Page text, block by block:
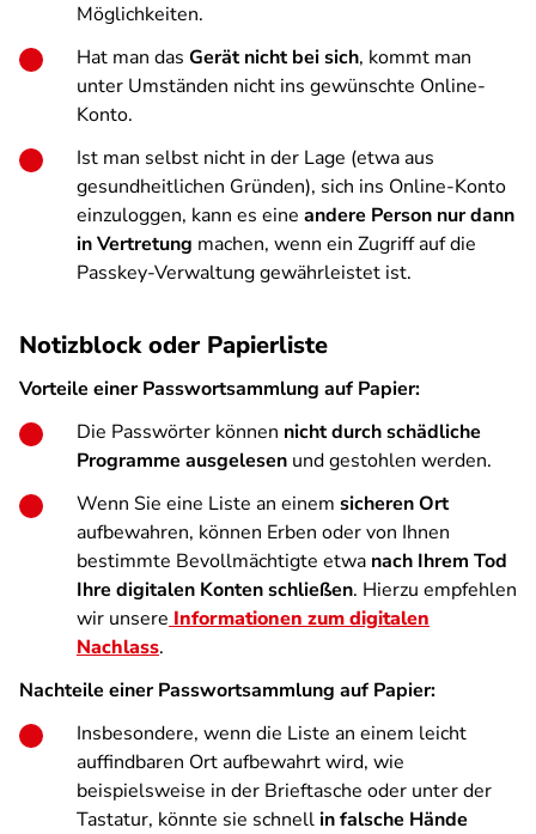
Möglichkeiten.
Hat man das Gerät nicht bei sich, kommt man
unter Umständen nicht ins gewünschte Online-
Konto.
Ist man selbst nicht in der Lage (etwa aus
gesundheitlichen Gründen), sich ins Online-Konto
einzuloggen, kann es eine andere Person nur dann
in Vertretung machen, wenn ein Zugriff auf die
Passkey-Verwaltung gewährleistet ist.
Notizblock oder Papierliste
Vorteile einer Passwortsammlung auf Papier:
Die Passwörter können nicht durch schädliche
Programme ausgelesen und gestohlen werden.
Wenn Sie eine Liste an einem sicheren Ort
aufbewahren, können Erben oder von Ihnen
bestimmte Bevollmächtigte etwa nach Ihrem Tod
Ihre digitalen Konten schließen. Hierzu empfehlen
wir unsere Informationen zum digitalen
Nachlass.
Nachteile einer Passwortsammlung auf Papier:
Insbesondere, wenn die Liste an einem leicht
auffindbaren Ort aufbewahrt wird, wie
beispielsweise in der Brieftasche oder unter der
Tastatur, könnte sie schnellin falsche Hände